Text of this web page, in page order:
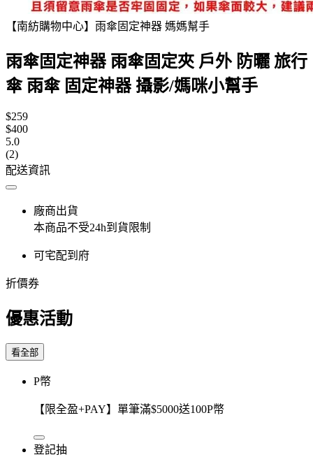
【南紡購物中心】雨傘固定神器 媽媽幫手
雨傘固定神器 雨傘固定夾 戶外 防曬 旅行
傘 雨傘 固定神器 攝影/媽咪小幫手
$259
$400
5.0
(2)
配送資訊
廠商出貨
本商品不受24h到貨限制
可宅配到府
折價券
優惠活動
看全部
P幣
【限全盈+PAY】單筆滿$5000送100P幣
登記抽